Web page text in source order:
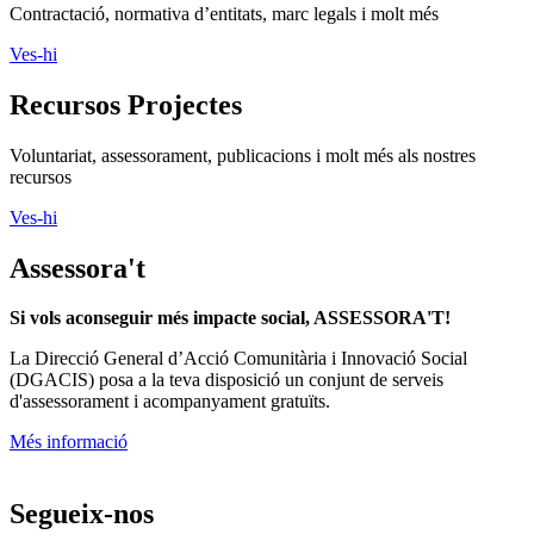
Contractació, normativa d’entitats, marc legals i molt més
Ves-hi
Recursos Projectes
Voluntariat, assessorament, publicacions i molt més als nostres
recursos
Ves-hi
Assessora't
Si vols aconseguir més impacte social, ASSESSORA'T!
La Direcció General d’Acció Comunitària i Innovació Social
(DGACIS) posa a la teva disposició un conjunt de serveis
d'assessorament i acompanyament gratuïts.
Més informació
Segueix-nos